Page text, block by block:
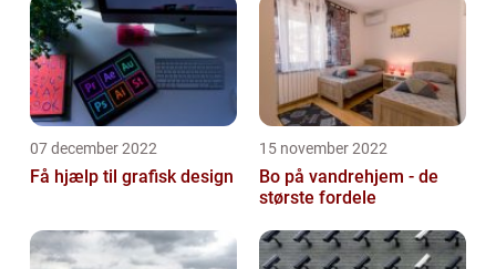
07 december 2022
Få hjælp til grafisk design
15 november 2022
Bo på vandrehjem - de
største fordele